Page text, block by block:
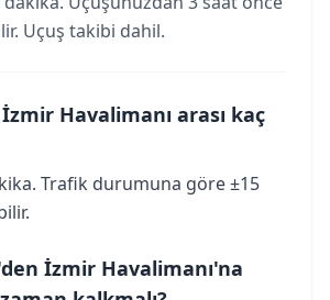
Uçuş takibi dahil.
Havalimanı arası kaç
Trafik durumuna göre ±15
İzmir Havalimanı'na